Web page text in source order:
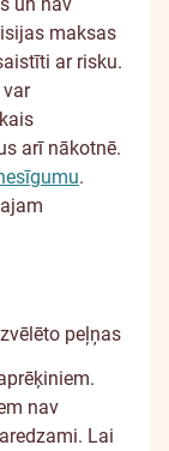
maksas
ar risku.
arī nākotnē.
.
Izvēlēto peļņas
nav
Lai